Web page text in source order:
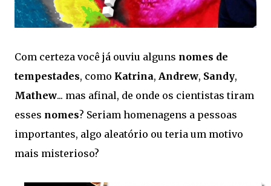
Com certeza você já ouviu alguns nomes de
tempestades, como Katrina, Andrew, Sandy,
Mathew... mas afinal, de onde os cientistas tiram
esses nomes? Seriam homenagens a pessoas
importantes, algo aleatório ou teria um motivo
mais misterioso?